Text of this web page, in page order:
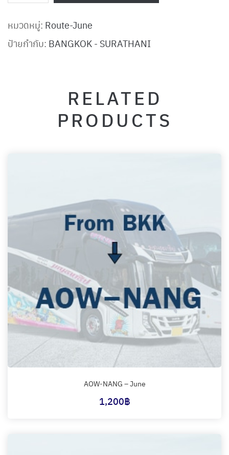
หมวดหมู่: Route-June
ป้ายกำกับ: BANGKOK - SURATHANI
RELATED
PRODUCTS
AOW-NANG – June
1,200฿